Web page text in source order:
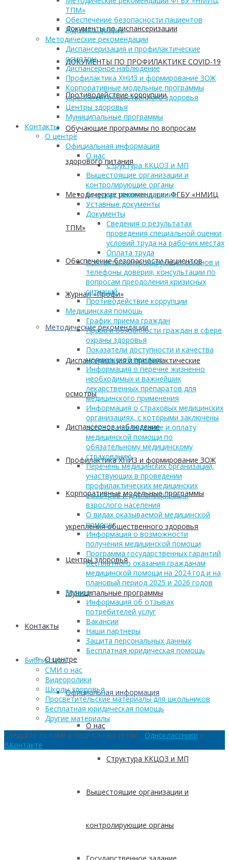
Документы по диспансеризации
ДОКУМЕНТЫ ПО ПРОФИЛАКТИКЕ COVID-19
Противодействие коррупции
Обучающие программы по вопросам
здорового питания
Методические рекомендации ФГБУ «НМИЦ
ТПМ»
Обеспечение безопасности пациентов
Журнал «Профи»
Методические рекомендации
Диспансеризация и профилактические
осмотры
Диспансерное наблюдение
Профилактика ХНИЗ и формирование ЗОЖ
Корпоративные модельные программы
укрепления общественного здоровья
Центры здоровья
Муниципальные программы
Контакты
О центре
Официальная информация
О нас
Структура ККЦОЗ и МП
Вышестоящие организации и
контролирующие органы
ТПМ»
Обеспечение безопасности пациентов
Журнал «Профи»
Методические рекомендации
Диспансеризация и профилактические
осмотры
Диспансерное наблюдение
Профилактика ХНИЗ и формирование ЗОЖ
Корпоративные модельные программы
укрепления общественного здоровья
Центры здоровья
Муниципальные программы
Контакты
О центре
Официальная информация
О нас
Структура ККЦОЗ и МП
Вышестоящие организации и
контролирующие органы
Государственное задание
Уставные документы
Документы
Сведения о результатах
проведения специальной оценки
условий труда на рабочих местах
Оплата труда
Контакты контролирующих органов и
телефоны доверия, консультации по
вопросам преодоления кризисных
ситуаций
Противодействие коррупции
Медицинская помощь
График приема граждан
Права и обязанности граждан в сфере
охраны здоровья
Показатели доступности и качества
медицинской помощи
Информация о перечне жизненно
необходимых и важнейших
лекарственных препаратов для
медицинского применения
Информация о страховых медицинских
организациях, с которыми заключены
договора на оказание и оплату
медицинской помощи по
обязательному медицинскому
страхованию
Перечень медицинских организаций,
участвующих в проведении
профилактических медицинских
осмотров и диспансеризации
взрослого населения
О видах оказываемой медицинской
помощи
Информация о возможности
получения медицинской помощи
Программа государственных гарантий
бесплатного оказания гражданам
медицинской помощи на 2024 год и на
плановый период 2025 и 2026 годов
Разное
Информация об отзывах
потребителей услуг
Вакансии
Наши партнеры
Защита персональных данных
Бесплатная юридическая помощь
Библиотека
СМИ о нас
Видеоролики
Школы здоровья
Просветительские материалы для школьников
Бесплатная юридическая помощь
Другие материалы
Следуйте за нами в социальных сетях: Одноклассники и
ВКонтакте